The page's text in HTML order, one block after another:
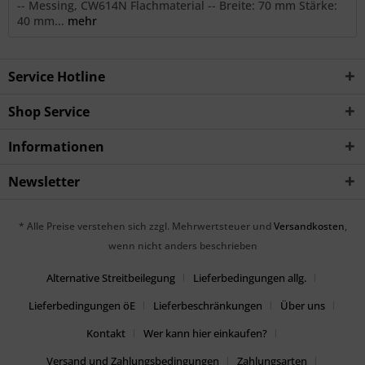
-- Messing, CW614N Flachmaterial -- Breite: 70 mm Stärke:
40 mm... mehr
Service Hotline
Shop Service
Informationen
Newsletter
* Alle Preise verstehen sich zzgl. Mehrwertsteuer und Versandkosten,
wenn nicht anders beschrieben
Alternative Streitbeilegung
Lieferbedingungen allg.
Lieferbedingungen öE
Lieferbeschränkungen
Über uns
Kontakt
Wer kann hier einkaufen?
Versand und Zahlungsbedingungen
Zahlungsarten